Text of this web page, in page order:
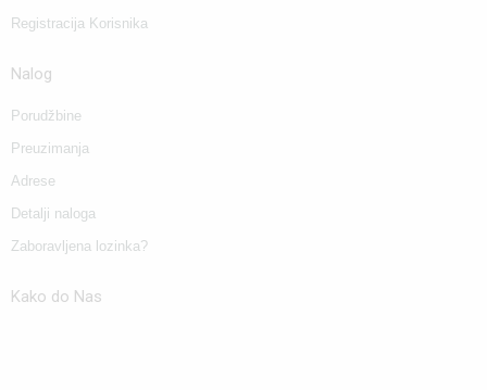
Registracija Korisnika
Nalog
Porudžbine
Preuzimanja
Adrese
Detalji naloga
Zaboravljena lozinka?
Kako do Nas